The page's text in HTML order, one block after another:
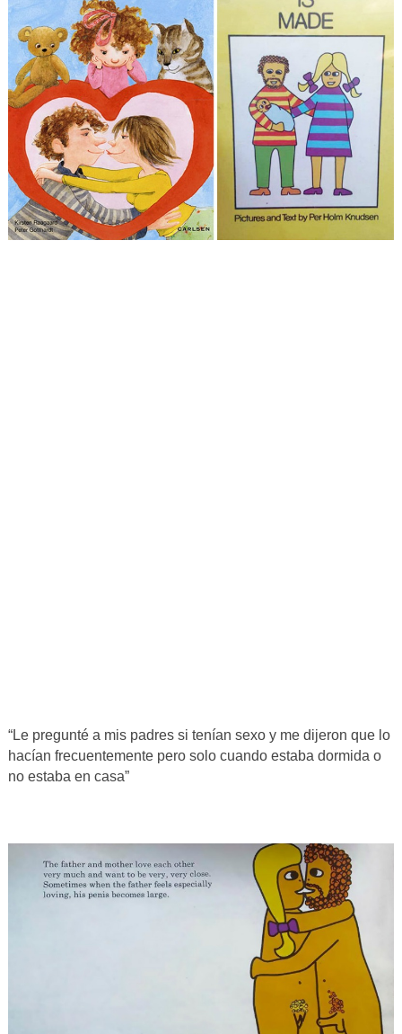
“Le pregunté a mis padres si tenían sexo y me dijeron que lo
hacían frecuentemente pero solo cuando estaba dormida o
no estaba en casa”